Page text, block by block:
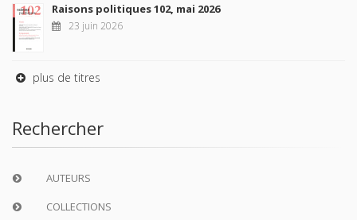
Raisons politiques 102, mai 2026
23 juin 2026
plus de titres
Rechercher
AUTEURS
COLLECTIONS